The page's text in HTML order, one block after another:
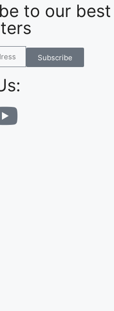
to our best
Subscribe